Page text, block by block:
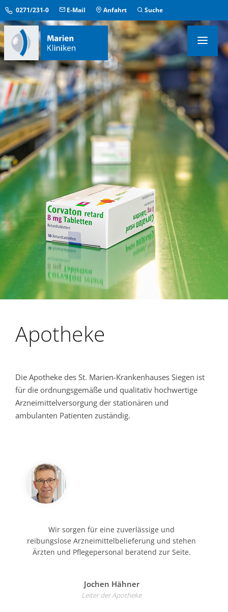
0271/231-0 E-Mail Anfahrt Suche
KLINIKEN & INSTITUTE
MEDIZINISCHE ZENTREN
ÜBERGREIFENDE EINRICHTUNGEN
PFLEGE & AUFENTHALT
KONTAKT & SERVICE
IM NOTFALL
Apotheke
Die Apotheke des St. Marien-Krankenhauses Siegen ist
für die ordnungsgemäße und qualitativ hochwertige
Arzneimittelversorgung der stationären und
ambulanten Patienten zuständig.
Wir sorgen für eine zuverlässige und
reibungslose Arzneimittelbelieferung und stehen
Ärzten und Pflegepersonal beratend zur Seite.
Jochen Hähner
Leiter der Apotheke